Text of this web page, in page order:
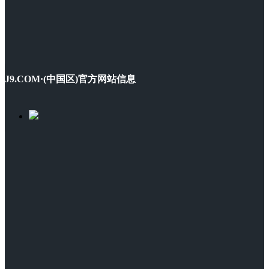
J9.COM·(中国区)官方网站信息